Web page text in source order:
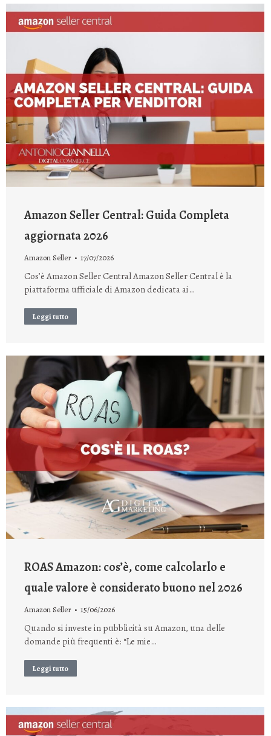
Amazon Seller Central: Guida Completa
aggiornata 2026
Amazon Seller 17/07/2026
Cos’è Amazon Seller Central Amazon Seller Central è la
piattaforma ufficiale di Amazon dedicata ai…
Leggi tutto
ROAS Amazon: cos’è, come calcolarlo e
quale valore è considerato buono nel 2026
Amazon Seller 15/06/2026
Quando si investe in pubblicità su Amazon, una delle
domande più frequenti è: “Le mie…
Leggi tutto